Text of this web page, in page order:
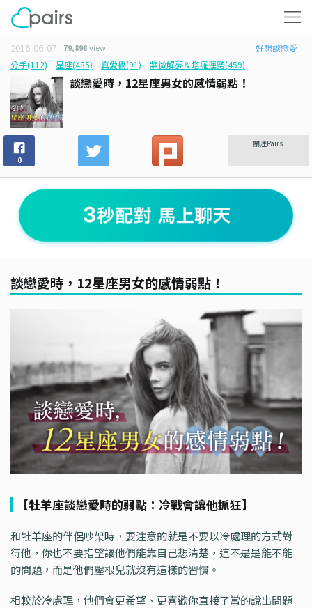
2016-06-07 79,898view
好想談戀愛
分手(112)
星座(485) 真愛橋(91) 紫微解夢＆塔羅運勢(459)
談戀愛時，12星座男女的感情弱點！
0
關注Pairs
談戀愛時，12星座男女的感情弱點！
【牡羊座談戀愛時的弱點：冷戰會讓他抓狂】
和牡羊座的伴侶吵架時，要注意的就是不要以冷處理的方式對
待他，你也不要指望讓他們能靠自己想清楚，這不是是能不能
的問題，而是他們壓根兒就沒有這樣的習慣。
相較於冷處理，他們會更希望、更喜歡你直接了當的說出問題